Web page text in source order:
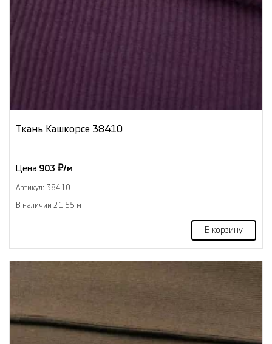
Ткань Кашкорсе 38410
Цена:903 ₽/м
Артикул: 38410
В наличии 21.55 м
В корзину